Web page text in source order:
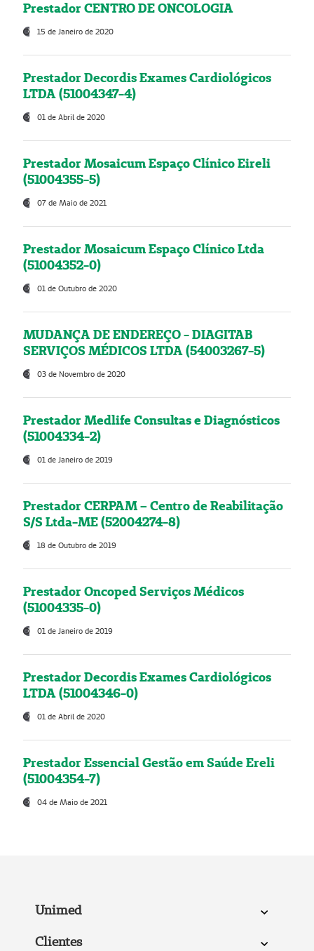
Prestador CENTRO DE ONCOLOGIA
15 de Janeiro de 2020
Prestador Decordis Exames Cardiológicos
LTDA (51004347-4)
01 de Abril de 2020
Prestador Mosaicum Espaço Clínico Eireli
(51004355-5)
07 de Maio de 2021
Prestador Mosaicum Espaço Clínico Ltda
(51004352-0)
01 de Outubro de 2020
MUDANÇA DE ENDEREÇO - DIAGITAB
SERVIÇOS MÉDICOS LTDA (54003267-5)
03 de Novembro de 2020
Prestador Medlife Consultas e Diagnósticos
(51004334-2)
01 de Janeiro de 2019
Prestador CERPAM – Centro de Reabilitação
S/S Ltda-ME (52004274-8)
18 de Outubro de 2019
Prestador Oncoped Serviços Médicos
(51004335-0)
01 de Janeiro de 2019
Prestador Decordis Exames Cardiológicos
LTDA (51004346-0)
01 de Abril de 2020
Prestador Essencial Gestão em Saúde Ereli
(51004354-7)
04 de Maio de 2021
Unimed
Clientes